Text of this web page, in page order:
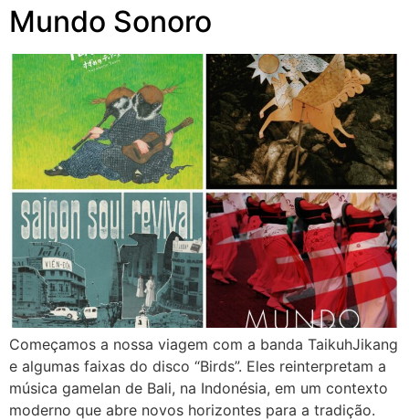
Mundo Sonoro
Começamos a nossa viagem com a banda TaikuhJikang
e algumas faixas do disco “Birds”. Eles reinterpretam a
música gamelan de Bali, na Indonésia, em um contexto
moderno que abre novos horizontes para a tradição.